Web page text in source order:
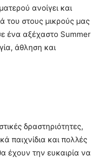
ανοίγει και
του στους μικρούς μας
ένα αξέχαστο Summer
άθληση και
δραστηριότητες,
παιχνίδια και πολλές
έχουν την ευκαιρία να